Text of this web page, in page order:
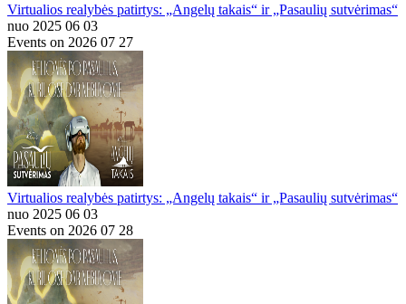
Virtualios realybės patirtys: „Angelų takais“ ir „Pasaulių sutvėrimas“
nuo 2025 06 03
Events on 2026 07 27
Virtualios realybės patirtys: „Angelų takais“ ir „Pasaulių sutvėrimas“
nuo 2025 06 03
Events on 2026 07 28